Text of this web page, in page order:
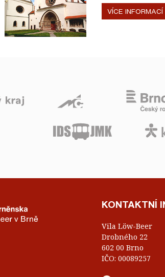
VÍCE INFORMACÍ
KONTAKTNÍ
Vila Löw-Beer
Drobného 22
602 00 Brno
IČO: 00089257